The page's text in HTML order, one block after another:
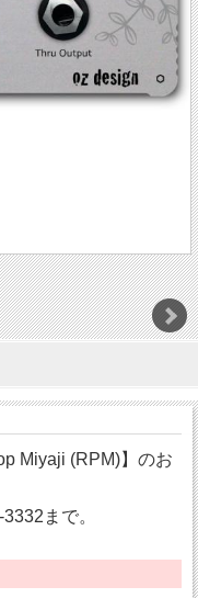
Miyaji (RPM)】のお
まで。